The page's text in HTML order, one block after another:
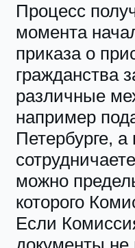
Процесс
момента
приказа о
гражданства
различные
например
Петербурге,
можно
которого
Если